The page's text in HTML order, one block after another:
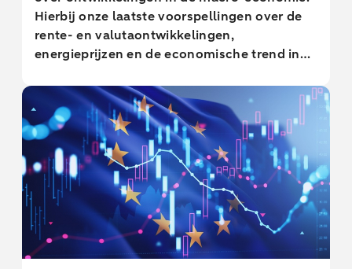
Hierbij onze laatste voorspellingen over de
rente- en valutaontwikkelingen,
energieprijzen en de economische trend in